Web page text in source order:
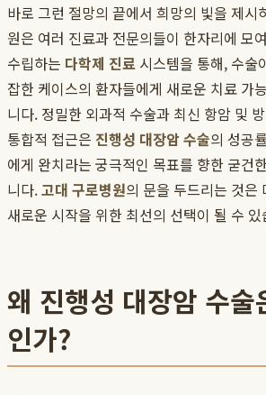
바로 그런 절망의 끝에서 희망의 빛을 제시
원은 여러 진료과 전문의들이 한자리에 모
수립하는 다학제 진료 시스템을 통해, 수술
잡한 케이스의 환자들에게 새로운 치료 가
니다. 정밀한 외과적 수술과 최신 항암 및
통합적 접근은 진행성 대장암 수술의 성공
에게 완치라는 궁극적인 목표를 향한 굳건
니다.고대 구로병원의 문을 두드리는 것은
새로운 시작을 위한 최선의 선택이 될 수
왜 진행성 대장암 수술
인가?